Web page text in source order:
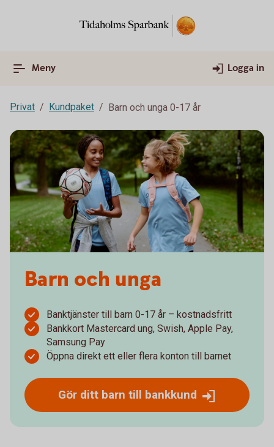
Meny Logga in
Privat Kundpaket Barn och unga 0-17 år
Barn och unga
Banktjänster till barn 0-17 år – kostnadsfritt
Bankkort Mastercard ung, Swish, Apple Pay,
Samsung Pay
Öppna direkt ett eller flera konton till barnet
Gör ditt barn till bankkund